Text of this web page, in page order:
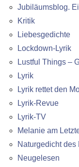
Jubiläumsblog.
Kritik
Liebesgedichte
Lockdown-Lyrik
Lustful Things –
Lyrik
Lyrik rettet den
Lyrik-Revue
Lyrik-TV
Melanie am
Naturgedicht des
Neugelesen